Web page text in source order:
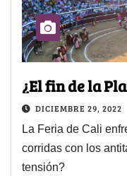
¿El fin de la
DICIEMBRE 29, 2022
La Feria de Cali
corridas con los
tensión?